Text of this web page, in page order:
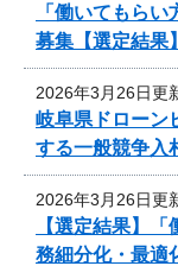
「働いてもら
募集【選定結果】
2026年3月26日更
岐阜県ドローン
する一般競争入
2026年3月26日更
【選定結果】
務細分化・最適